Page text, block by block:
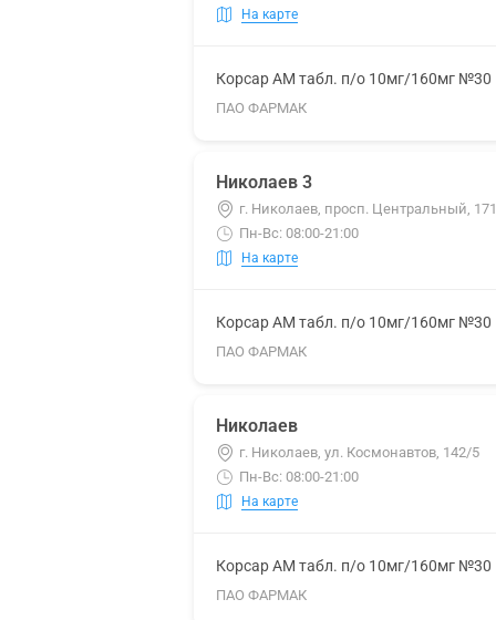
На карте
Корсар АМ табл. п/о 10мг/160мг №30
ПАО ФАРМАК
Николаев 3
г. Николаев, просп. Центральный,
Пн-Вс: 08:00-21:00
На карте
Корсар АМ табл. п/о 10мг/160мг №30
ПАО ФАРМАК
Николаев
г. Николаев, ул. Космонавтов, 142/5
Пн-Вс: 08:00-21:00
На карте
Корсар АМ табл. п/о 10мг/160мг №30
ПАО ФАРМАК